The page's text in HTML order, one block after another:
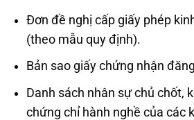
Đơn đề nghị cấp giấy phép
(theo mẫu quy định).
Bản sao giấy chứng nhận
Danh sách nhân sự chủ chốt,
chứng chỉ hành nghề của các